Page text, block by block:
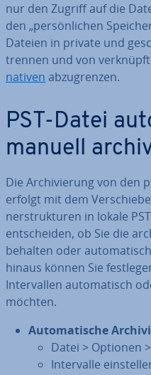
nur den Zugriff auf die
den „per­sön­li­chen
Dateien in private und
trennen und von
na­ti­ven ab­zu­gren­zen.
PST-Datei
manuell
Die Ar­chi­vie­rung von den
erfolgt mit dem
ner­struk­tu­ren in lokale
ent­schei­den, ob Sie die
behalten oder
hinaus können Sie
In­ter­val­len au­to­ma­tisch
möchten.
Au­to­ma­ti­sche
Datei > Optionen
In­ter­val­le